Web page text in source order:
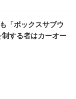
「ボックスサブウ
する者はカーオー